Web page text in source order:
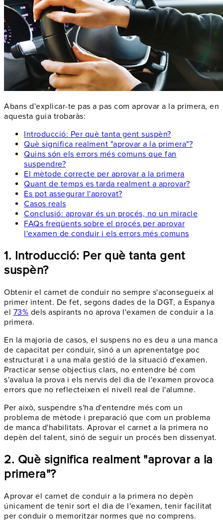
Abans d'explicar-te pas a pas com aprovar a la primera, en
aquesta guia trobaràs:
Introducció: Per què tanta gent suspèn?
Què significa realment "aprovar a la primera"?
Quins són els errors més comuns que fan
suspendre?
El mètode correcte per aprovar a la primera
Quant de temps es tarda realment a aprovar?
Es pot assegurar l'aprovat?
Casos reals
Conclusió: aprovar és un procés, no un miracle
FAQs freqüents sobre el procés per aprovar
l'examen de conduir i els errors més comuns
1. Introducció: Per què tanta gent
suspèn?
Obtenir el carnet de conduir no sempre s'aconsegueix al
primer intent. De fet, segons dades de la DGT, a Espanya
el 73% dels aspirants no aprova l'examen de conduir a la
primera.
En la majoria de casos, el suspens no es deu a una manca
de capacitat per conduir, sinó a un aprenentatge poc
estructurat i a una mala gestió de la situació d'examen.
Practicar sense objectius clars, no entendre bé com
s'avalua la prova i els nervis del dia de l'examen provoca
errors que no reflecteixen el nivell real de l'alumne.
Per això, suspendre s'ha d'entendre més com un
problema de mètode i preparació que com un problema
de manca d'habilitats. Aprovar el carnet a la primera no
depèn del talent, sinó de seguir un procés ben dissenyat.
2. Què significa realment "aprovar a la
primera"?
Aprovar el carnet de conduir a la primera no depèn
únicament de tenir sort el dia de l'examen, tenir facilitat
per conduir o memoritzar normes que no comprens.